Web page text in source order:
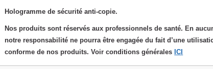
Hologramme de sécurité anti-copie.
Nos produits sont réservés aux professionnels de santé. En
notre responsabilité ne pourra être engagée du fait d’une
conforme de nos produits. Voir conditions générales ICI